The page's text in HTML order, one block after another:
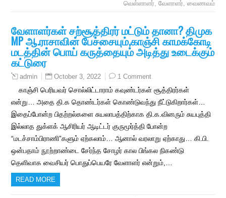
வெள்ளாளர், வேளாளர், வைணவம்
வேளாளர்கள் சற்சூத்திரர் மட்டும் தானா? திமுக
MP ஆ.ராசாவின் பேச்சையும்,காஞ்சி காமக்கோடி
மடத்தின் பொய் கருத்தையும் அடித்து உடைக்கும்
கட்டுரை
admin October 3, 2022 1 Comment
காஞ்சி பெரியவர் சொல்லிட்டாராம் கவுண்டர்கள் சூத்திரர்கள்
என்று… அதை தி.க தொண்டர்கள் கொண்டுவந்து நீட்டுகிறார்கள்…
இதைப்போன்ற பிதற்றல்களை சுயலாபத்திற்காக தி‌.க.வினரும் சுயபுத்தி
இல்லாத துக்ளக் ஆசிரியர் ஆடிட்டர் குருமூர்த்தி போன்ற
“மடச்சாம்பிராணி”களும் ஏற்கலாம்… ஆனால் வரலாறு ஏற்காது… கி.பி.
ஒன்பதாம் நூற்றாண்டை சேர்ந்த சோழர் கால பிங்கல நிகண்டு
தெளிவாக வைசியர் பொதுப்பெயரே வேளாளர் என்றும்,…
READ MORE